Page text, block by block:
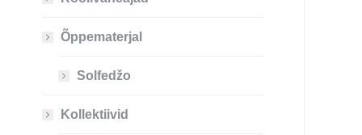
Õppematerjal
Solfedžo
Kollektiivid